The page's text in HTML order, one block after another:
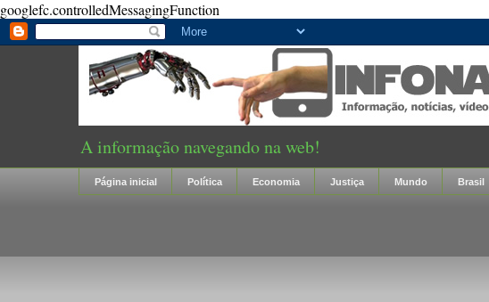
googlefc.controlledMessagingFunction
A informação navegando na web!
Página inicial Política Economia Justiça Mundo Brasil